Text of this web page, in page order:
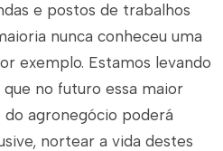
e postos de trabalhos
nunca conheceu uma
exemplo. Estamos levando
que no futuro essa maior
agronegócio poderá
nortear a vida destes